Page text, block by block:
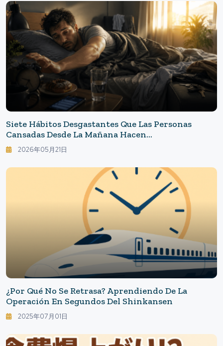
Siete Hábitos Desgastantes Que Las Personas
Cansadas Desde La Mañana Hacen
Inconscientemente
2026年05月21日
¿Por Qué No Se Retrasa? Aprendiendo De La
Operación En Segundos Del Shinkansen
2025年07月01日